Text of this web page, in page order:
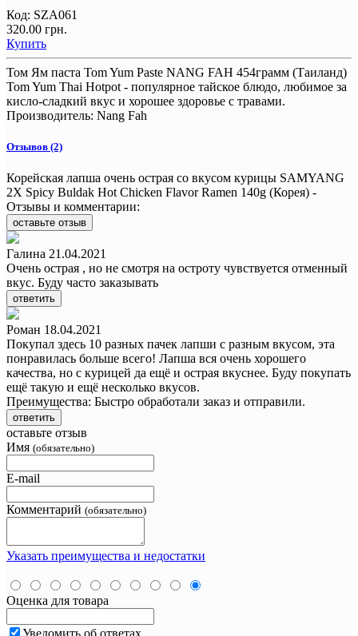
Код: SZA061
320.00 грн.
Купить
Том Ям паста Tom Yum Paste NANG FAH 454грамм (Таиланд)
Tom Yum Thai Hotpot - популярное тайское блюдо, любимое за
кисло-сладкий вкус и хорошее здоровье с травами.
Производитель: Nang Fah
Отзывов (2)
Корейская лапша очень острая со вкусом курицы SAMYANG
2X Spicy Buldak Hot Chicken Flavor Ramen 140g (Корея) -
Отзывы и комментарии:
оставьте отзыв
Галина 21.04.2021
Очень острая , но не смотря на остроту чувствуется отменный
вкус. Буду часто заказывать
ответить
Роман 18.04.2021
Покупал здесь 10 разных пачек лапши с разным вкусом, эта
понравилась больше всего! Лапша вся очень хорошего
качества, но с курицей да ещё и острая вкуснее. Буду покупать
ещё такую и ещё несколько вкусов.
Преимущества: Быстро обработали заказ и отправили.
ответить
оставьте отзыв
Имя (обязательно)
E-mail
Комментарий (обязательно)
Указать преимущества и недостатки
Оценка для товара